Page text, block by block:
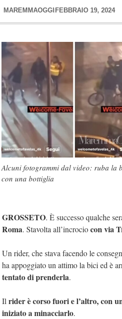
MAREMMAOGGI FEBBRAIO 19, 2024
Alcuni fotogrammi dal video: ruba la
con una bottiglia
GROSSETO. È successo qualche
Roma. Stavolta all’incrociocon via
Un rider, che stava facendo le
ha appoggiato un attimo la bici ed è
tentato di prenderla.
Il rider è corso fuori e l’altro, con
iniziato a minacciarlo.